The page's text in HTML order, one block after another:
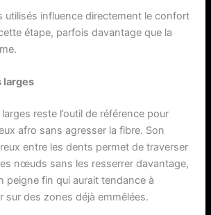
utilisés influence directement le confort
étape, parfois davantage que la
larges
reste l’outil de référence pour
afro sans agresser la fibre. Son
entre les dents permet de traverser
nœuds sans les resserrer davantage,
peigne fin qui aurait tendance à
sur des zones déjà emmêlées.